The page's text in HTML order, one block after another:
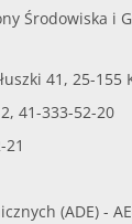
Środowiska i
41, 25-155
41-333-52-20
(ADE) -